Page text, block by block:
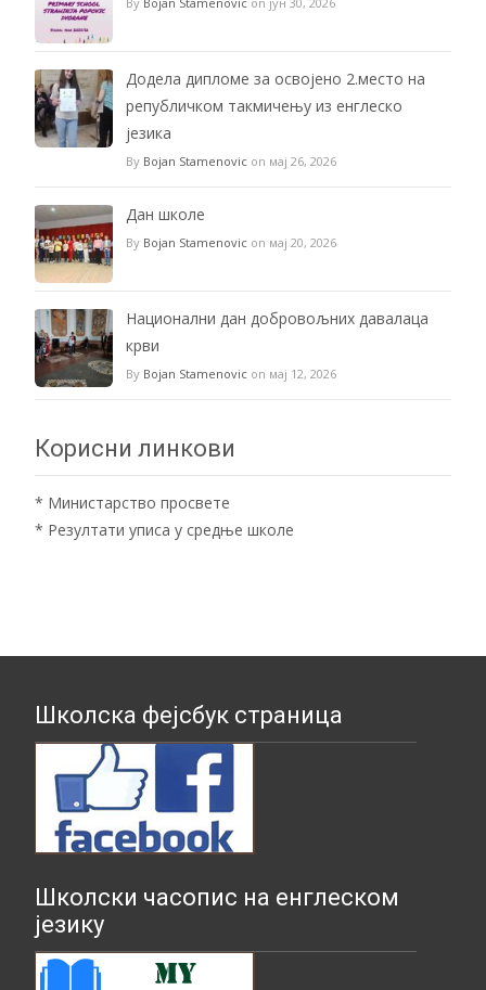
Додела дипломе за освојено 2.место на
републичком такмичењу из енглеско
језика
By Bojan Stamenovic on мај 26, 2026
Дан школе
By Bojan Stamenovic on мај 20, 2026
Национални дан добровољних давалаца
крви
By Bojan Stamenovic on мај 12, 2026
Корисни линкови
* Министарство просвете
* Резултати уписа у средње школе
Школска фејсбук страница
Школски часопис на енглеском
језику